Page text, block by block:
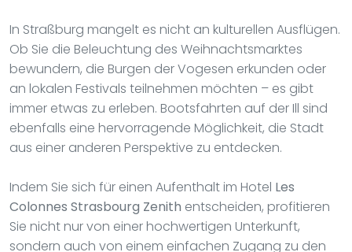
In Straßburg mangelt es nicht an kulturellen Ausflügen.
Ob Sie die Beleuchtung des Weihnachtsmarktes
bewundern, die Burgen der Vogesen erkunden oder
an lokalen Festivals teilnehmen möchten – es gibt
immer etwas zu erleben. Bootsfahrten auf der Ill sind
ebenfalls eine hervorragende Möglichkeit, die Stadt
aus einer anderen Perspektive zu entdecken.
Indem Sie sich für einen Aufenthalt im Hotel Les
Colonnes Strasbourg Zenith entscheiden, profitieren
Sie nicht nur von einer hochwertigen Unterkunft,
sondern auch von einem einfachen Zugang zu den